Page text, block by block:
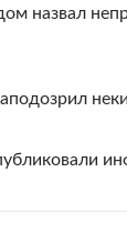
назвал